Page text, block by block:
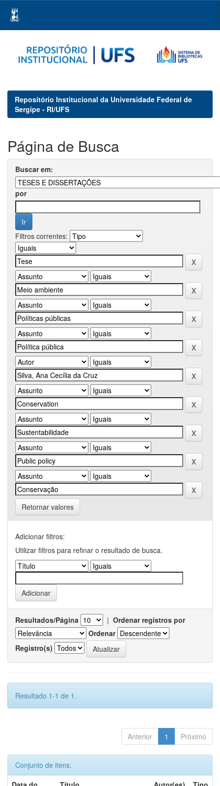
navigation
Repositório Institucional da Universidade Federal de
Sergipe - RI/UFS
Página de Busca
Buscar em:
por
Filtros correntes:
Retornar valores
Adicionar filtros:
Utilizar filtros para refinar o resultado de busca.
Resultados/Página | Ordenar registros por
Ordenar
Registro(s)
Resultado 1-1 de 1.
Anterior 1 Próximo
Conjunto de itens: